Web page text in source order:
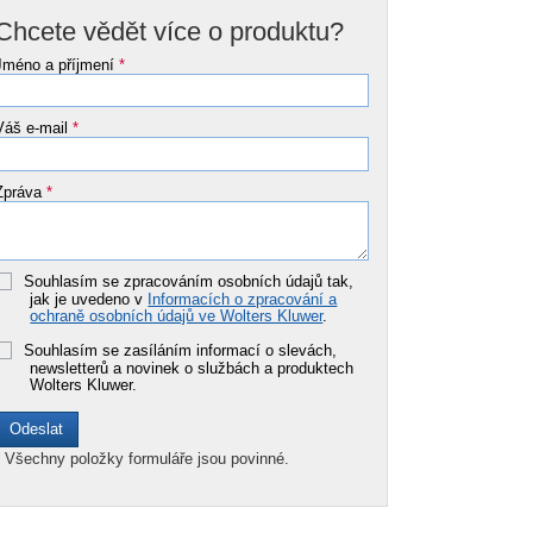
vědět více o produktu?
a příjmení*
e-mail*
*
Souhlasím se zpracováním osobních údajů tak,
jak je uvedeno v Informacích o zpracování a
ochraně osobních údajů ve Wolters Kluwer.
Souhlasím se zasíláním informací o slevách,
newsletterů a novinek o službách a produktech
Wolters Kluwer.
Všechny položky formuláře jsou povinné.